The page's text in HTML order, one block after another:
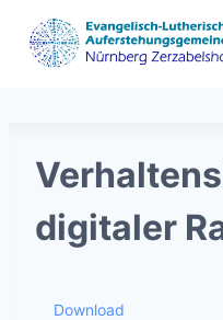
Inhalt
springen
digitaler
Download